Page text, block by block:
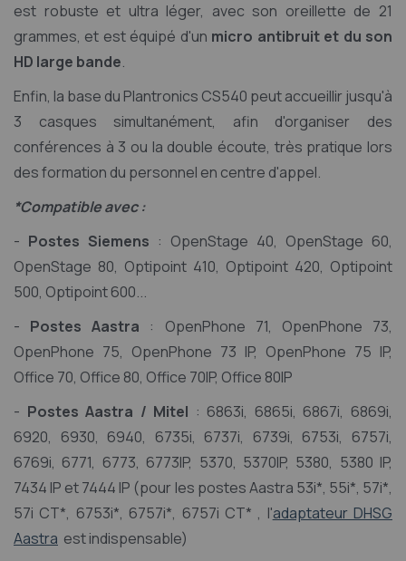
est robuste et ultra léger, avec son oreillette de 21
grammes, et est équipé d'un micro antibruit et du son
HD large bande.
Enfin, la base du Plantronics CS540 peut accueillir jusqu'à
3 casques simultanément, afin d'organiser des
conférences à 3 ou la double écoute, très pratique lors
des formation du personnel en centre d'appel.
*Compatible avec :
- Postes Siemens : OpenStage 40, OpenStage 60,
OpenStage 80, Optipoint 410, Optipoint 420, Optipoint
500, Optipoint 600...
- Postes Aastra : OpenPhone 71, OpenPhone 73,
OpenPhone 75, OpenPhone 73 IP, OpenPhone 75 IP,
Office 70, Office 80, Office 70IP, Office 80IP
- Postes Aastra / Mitel : 6863i, 6865i, 6867i, 6869i,
6920, 6930, 6940, 6735i, 6737i, 6739i, 6753i, 6757i,
6769i, 6771, 6773, 6773IP, 5370, 5370IP, 5380, 5380 IP,
7434 IP et 7444 IP (pour les postes Aastra 53i*, 55i*, 57i*,
57i CT*, 6753i*, 6757i*, 6757i CT* , l'adaptateur DHSG
Aastra est indispensable)